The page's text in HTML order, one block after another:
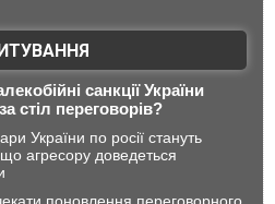
санкції України
стіл переговорів?
України по росії стануть
агресору доведеться